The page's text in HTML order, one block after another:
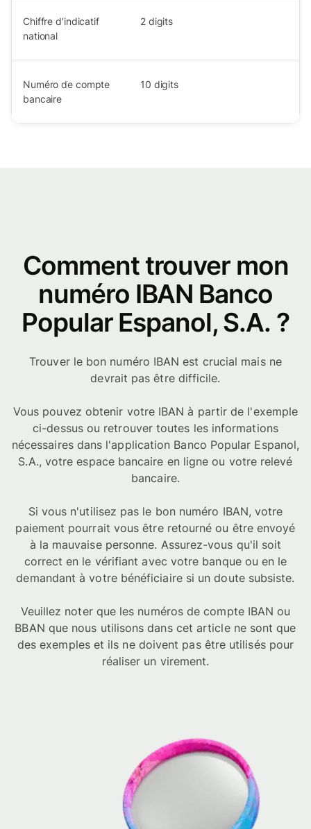
Chiffre d'indicatif
national
2 digits
Numéro de compte
bancaire
10 digits
Comment trouver mon
numéro IBAN Banco
Popular Espanol, S.A. ?
Trouver le bon numéro IBAN est crucial mais ne
devrait pas être difficile.
Vous pouvez obtenir votre IBAN à partir de l'exemple
ci-dessus ou retrouver toutes les informations
nécessaires dans l'application Banco Popular Espanol,
S.A., votre espace bancaire en ligne ou votre relevé
bancaire.
Si vous n'utilisez pas le bon numéro IBAN, votre
paiement pourrait vous être retourné ou être envoyé
à la mauvaise personne. Assurez-vous qu'il soit
correct en le vérifiant avec votre banque ou en le
demandant à votre bénéficiaire si un doute subsiste.
Veuillez noter que les numéros de compte IBAN ou
BBAN que nous utilisons dans cet article ne sont que
des exemples et ils ne doivent pas être utilisés pour
réaliser un virement.